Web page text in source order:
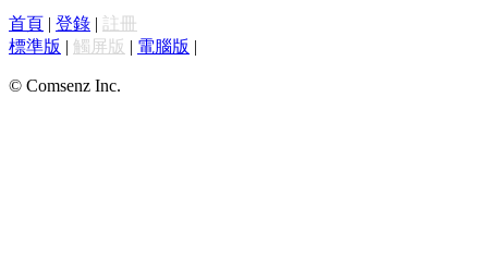
首頁 | 登錄 | 註冊
標準版 | 觸屏版 | 電腦版 |
© Comsenz Inc.